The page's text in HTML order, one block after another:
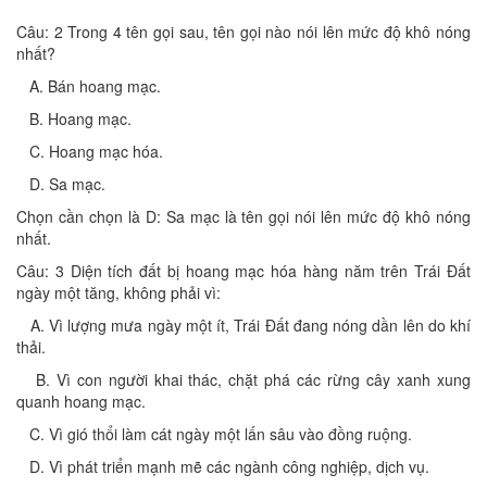
Câu: 2 Trong 4 tên gọi sau, tên gọi nào nói lên mức độ khô nóng
nhất?
A. Bán hoang mạc.
B. Hoang mạc.
C. Hoang mạc hóa.
D. Sa mạc.
Chọn cần chọn là D: Sa mạc là tên gọi nói lên mức độ khô nóng
nhất.
Câu: 3 Diện tích đất bị hoang mạc hóa hàng năm trên Trái Đất
ngày một tăng, không phải vì:
A. Vì lượng mưa ngày một ít, Trái Đất đang nóng dần lên do khí
thải.
B. Vì con người khai thác, chặt phá các rừng cây xanh xung
quanh hoang mạc.
C. Vì gió thổi làm cát ngày một lấn sâu vào đồng ruộng.
D. Vì phát triển mạnh mẽ các ngành công nghiệp, dịch vụ.